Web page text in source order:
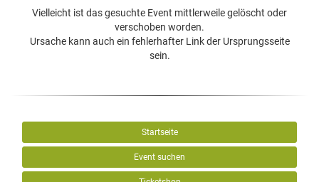
Vielleicht ist das gesuchte Event mittlerweile gelöscht oder
verschoben worden.
Ursache kann auch ein fehlerhafter Link der Ursprungsseite
sein.
Startseite
Event suchen